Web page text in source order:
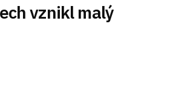
vznikl malý